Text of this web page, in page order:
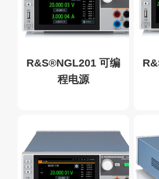
R&S®NGL201 可编
程电源